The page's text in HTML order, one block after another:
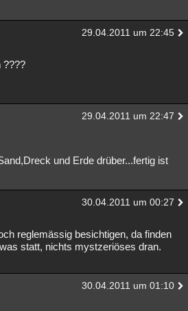
29.04.2011 um 22:45
????
29.04.2011 um 22:47
und Erde drüber...fertig ist
30.04.2011 um 00:27
reglemässig besichtigen, da finden
statt, nichts mystzeriöses dran.
30.04.2011 um 01:10